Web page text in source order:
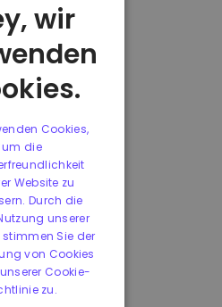
wir
Cookies,
um die
Website zu
Durch die
unserer
stimmen Sie der
von Cookies
Cookie-
zu.